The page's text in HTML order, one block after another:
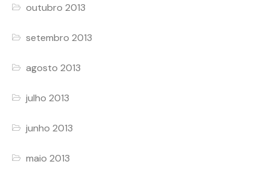
outubro 2013
setembro 2013
agosto 2013
julho 2013
junho 2013
maio 2013